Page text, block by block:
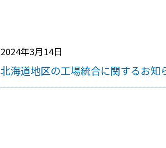
2024年3月14日
北海道地区の工場統合に関するお知